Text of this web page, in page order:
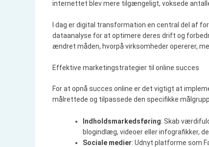
internettet blev mere tilgængeligt, voksede
I dag er digital transformation en central del af
dataanalyse for at optimere deres drift og
ændret måden, hvorpå virksomheder opererer,
Effektive marketingstrategier til online succes
For at opnå succes online er det vigtigt at
målrettede og tilpassede den specifikke
Indholdsmarkedsføring: Skab
blogindlæg, videoer eller infografikker,
Sociale medier: Udnyt platforme som